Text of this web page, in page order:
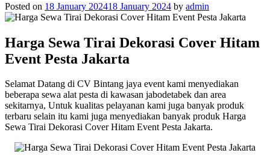
Posted on 18 January 202418 January 2024 by admin
Harga Sewa Tirai Dekorasi Cover Hitam
Event Pesta Jakarta
Selamat Datang di CV Bintang jaya event kami menyediakan
beberapa sewa alat pesta di kawasan jabodetabek dan area
sekitarnya, Untuk kualitas pelayanan kami juga banyak produk
terbaru selain itu kami juga menyediakan banyak produk Harga
Sewa Tirai Dekorasi Cover Hitam Event Pesta Jakarta.